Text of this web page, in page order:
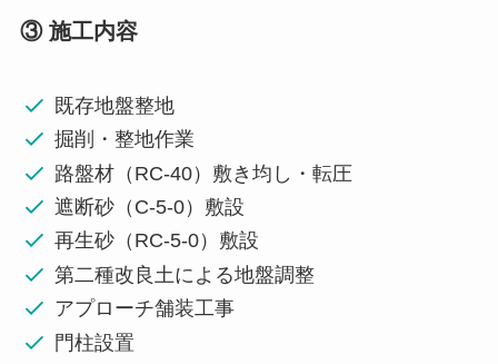
③ 施工内容
既存地盤整地
掘削・整地作業
路盤材（RC-40）敷き均し・転圧
遮断砂（C-5-0）敷設
再生砂（RC-5-0）敷設
第二種改良土による地盤調整
アプローチ舗装工事
門柱設置